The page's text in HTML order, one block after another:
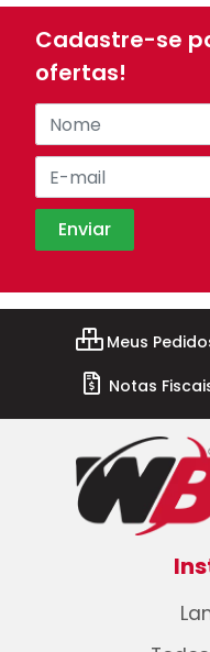
Cadastre-se
ofertas!
Meus
Notas